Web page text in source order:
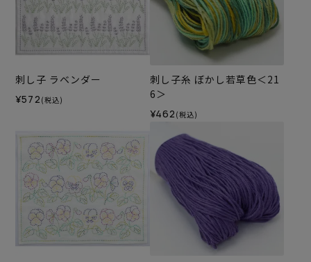
刺し子 ラベンダー
¥572 (税込)
刺し子糸 ぼかし若草色＜21
6＞
¥462 (税込)